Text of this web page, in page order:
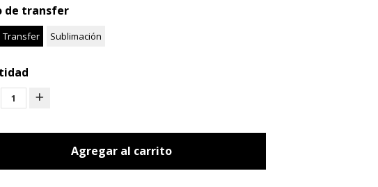
de transfer
Transfer Sublimación
1
Agregar al carrito